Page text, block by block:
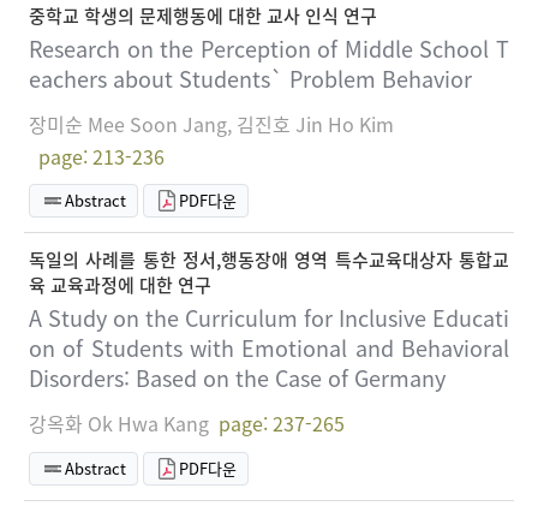
중학교 학생의 문제행동에 대한 교사 인식 연구
Research on the Perception of Middle School T
eachers about Students` Problem Behavior
장미순 Mee Soon Jang, 김진호 Jin Ho Kim
page: 213-236
Abstract PDF다운
독일의 사례를 통한 정서,행동장애 영역 특수교육대상자 통합교
육 교육과정에 대한 연구
A Study on the Curriculum for Inclusive Educati
on of Students with Emotional and Behavioral
Disorders: Based on the Case of Germany
강옥화 Ok Hwa Kang page: 237-265
Abstract PDF다운